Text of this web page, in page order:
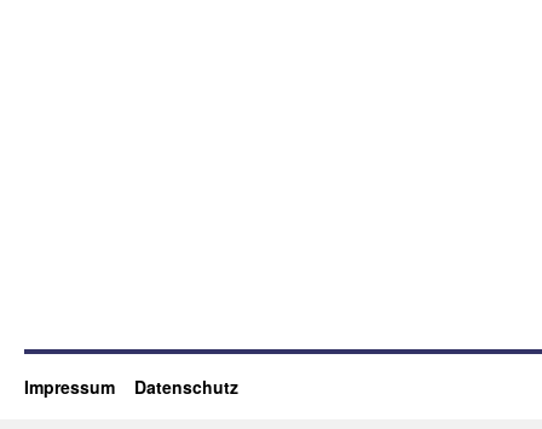
Impressum Datenschutz